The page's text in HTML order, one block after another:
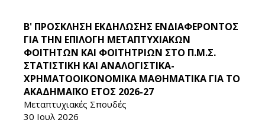
Β' ΠΡΟΣΚΛΗΣΗ ΕΚΔΗΛΩΣΗΣ ΕΝΔΙΑΦΕΡΟΝΤΟΣ
ΓΙΑ ΤΗΝ ΕΠΙΛΟΓΗ ΜΕΤΑΠΤΥΧΙΑΚΩΝ
ΦΟΙΤΗΤΩΝ ΚΑΙ ΦΟΙΤΗΤΡΙΩΝ ΣΤΟ Π.Μ.Σ.
ΣΤΑΤΙΣΤΙΚΗ ΚΑΙ ΑΝΑΛΟΓΙΣΤΙΚΑ-
ΧΡΗΜΑΤΟΟΙΚΟΝΟΜΙΚΑ ΜΑΘΗΜΑΤΙΚΑ ΓΙΑ ΤΟ
ΑΚΑΔΗΜΑΪΚΟ ΕΤΟΣ 2026-27
Μεταπτυχιακές Σπουδές
30 Ιουλ 2026